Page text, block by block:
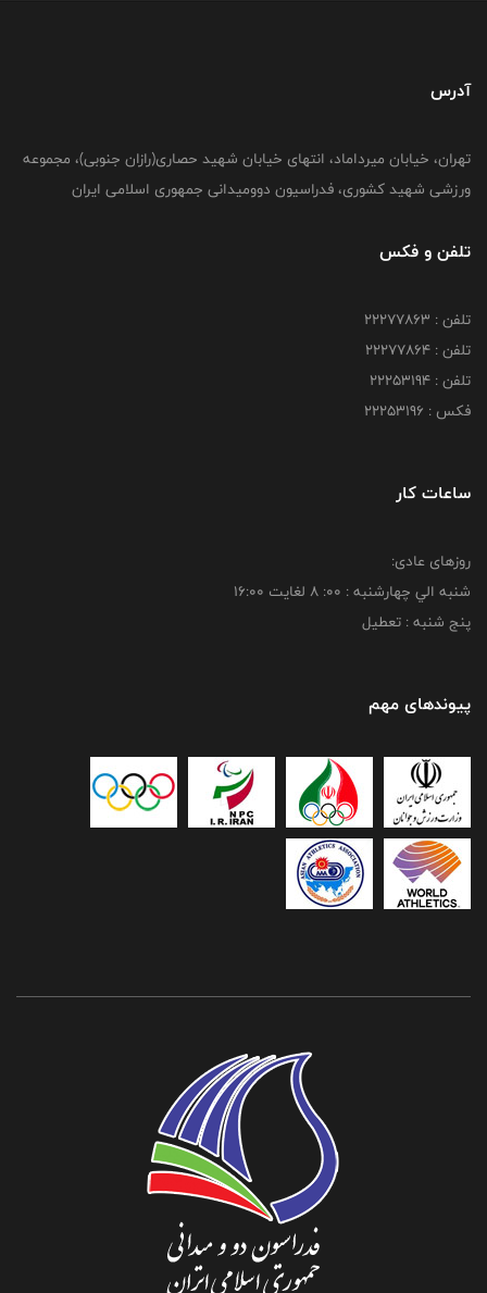
آدرس
تهران، خیابان میرداماد، انتهای خیابان شهید حصاری(رازان جنوبی)، مجموعه
ورزشی شهید کشوری، فدراسیون دوومیدانی جمهوری اسلامی ایران
تلفن و فکس
تلفن : 22277863
تلفن : 22277864
تلفن : 22253194
فکس : 22253196
ساعات کار
روزهای عادی:
شنبه الي چهارشنبه : 00: 8 لغايت 16:00
پنج شنبه : تعطیل
پیوندهای مهم